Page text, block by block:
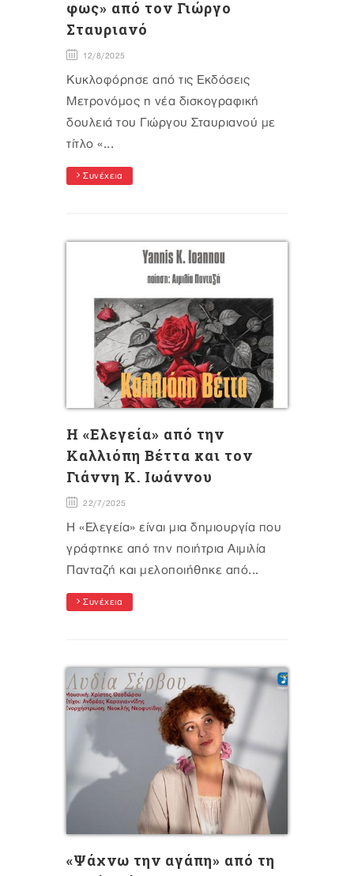
φως» από τον Γιώργο
Σταυριανό
12/8/2025
Κυκλοφόρησε από τις Εκδόσεις
Μετρονόμος η νέα δισκογραφική
δουλειά του Γιώργου Σταυριανού με
τίτλο «...
Συνέχεια
Η «Ελεγεία» από την
Καλλιόπη Βέττα και τον
Γιάννη Κ. Ιωάννου
22/7/2025
Η «Ελεγεία» είναι μια δημιουργία που
γράφτηκε από την ποιήτρια Αιμιλία
Πανταζή και μελοποιήθηκε από...
Συνέχεια
«Ψάχνω την αγάπη» από τη